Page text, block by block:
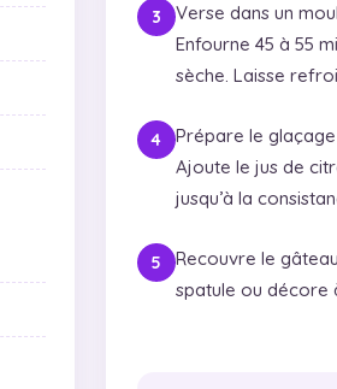
Verse dans un
Enfourne 45 à 55
sèche. Laisse
Prépare le glaçage
Ajoute le jus de
jusqu’à la
Recouvre le
spatule ou décore